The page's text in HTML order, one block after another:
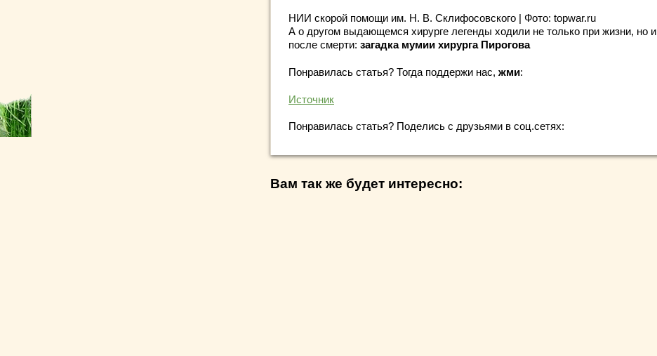
НИИ скорой помощи им. Н. В. Склифосовского | Фото: topwar.ru
А о другом выдающемся хирурге легенды ходили не только при жизни, но и
после смерти: загадка мумии хирурга Пирогова
Понравилась статья? Тогда поддержи нас, жми:
Источник
Понравилась статья? Поделись с друзьями в соц.сетях:
Вам так же будет интересно: